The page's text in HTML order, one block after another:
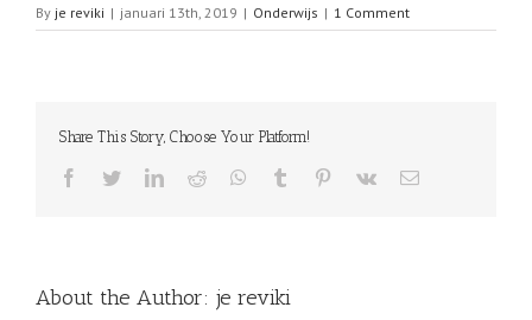
By je reviki | januari 13th, 2019 | Onderwijs | 1 Comment
Share This Story, Choose Your Platform!
Facebook
TwitterLinkedIn
Reddit WhatsApp
Tumblr Pinterest
Vk Email
About the Author: je reviki